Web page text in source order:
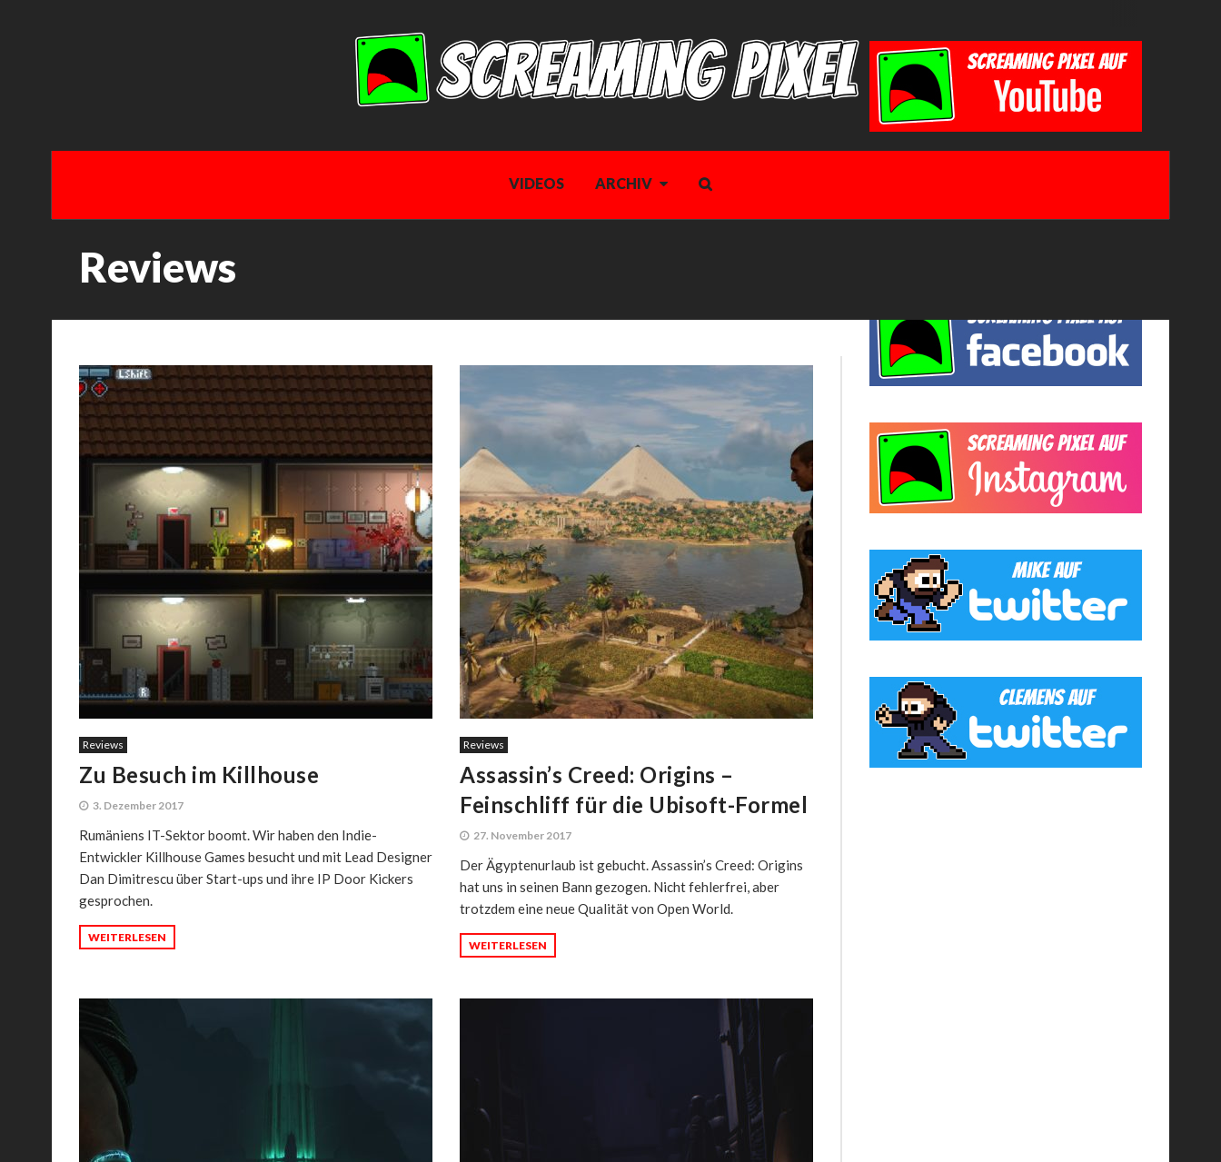
VIDEOS ARCHIV
Reviews
Reviews
Zu Besuch im Killhouse
3. Dezember 2017
Rumäniens IT-Sektor boomt. Wir haben den Indie-
Entwickler Killhouse Games besucht und mit Lead Designer
Dan Dimitrescu über Start-ups und ihre IP Door Kickers
gesprochen.
WEITERLESEN
Reviews
Assassin’s Creed: Origins –
Feinschliff für die Ubisoft-Formel
27. November 2017
Der Ägyptenurlaub ist gebucht. Assassin’s Creed: Origins
hat uns in seinen Bann gezogen. Nicht fehlerfrei, aber
trotzdem eine neue Qualität von Open World.
WEITERLESEN